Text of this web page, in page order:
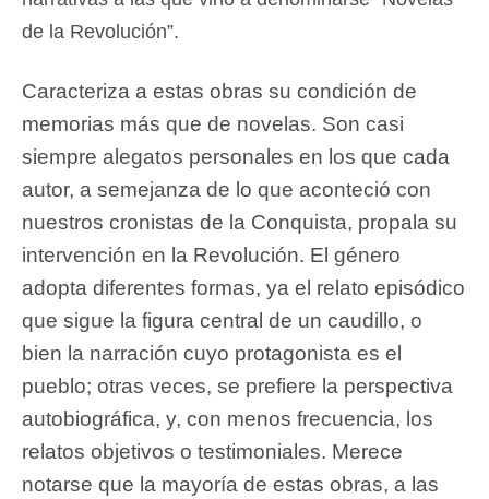
de la Revolución”.
Caracteriza a estas obras su condición de
memorias más que de novelas. Son casi
siempre alegatos personales en los que cada
autor, a semejanza de lo que aconteció con
nuestros cronistas de la Conquista, propala su
intervención en la Revolución. El género
adopta diferentes formas, ya el relato episódico
que sigue la figura central de un caudillo, o
bien la narración cuyo protagonista es el
pueblo; otras veces, se prefiere la perspectiva
autobiográfica, y, con menos frecuencia, los
relatos objetivos o testimoniales. Merece
notarse que la mayoría de estas obras, a las